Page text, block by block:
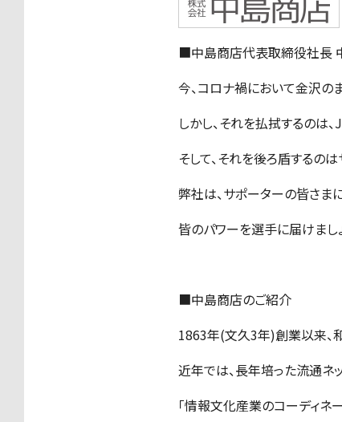
■中島商店代表取締役社長
今、コロナ禍において金沢の
しかし、それを払拭するのは
そして、それを後ろ盾するの
弊社は、サポーターの皆さま
皆のパワーを選手に届けまし
■中島商店のご紹介
1863年(文久3年)創業以来、
近年では、長年培った流通ネ
「情報文化産業のコーディネ